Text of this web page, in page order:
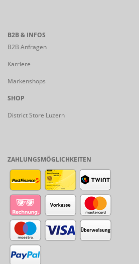
B2B & INFOS
B2B Anfragen
Karriere
Markenshops
SHOP
District Store Luzern
ZAHLUNGSMÖGLICHKEITEN